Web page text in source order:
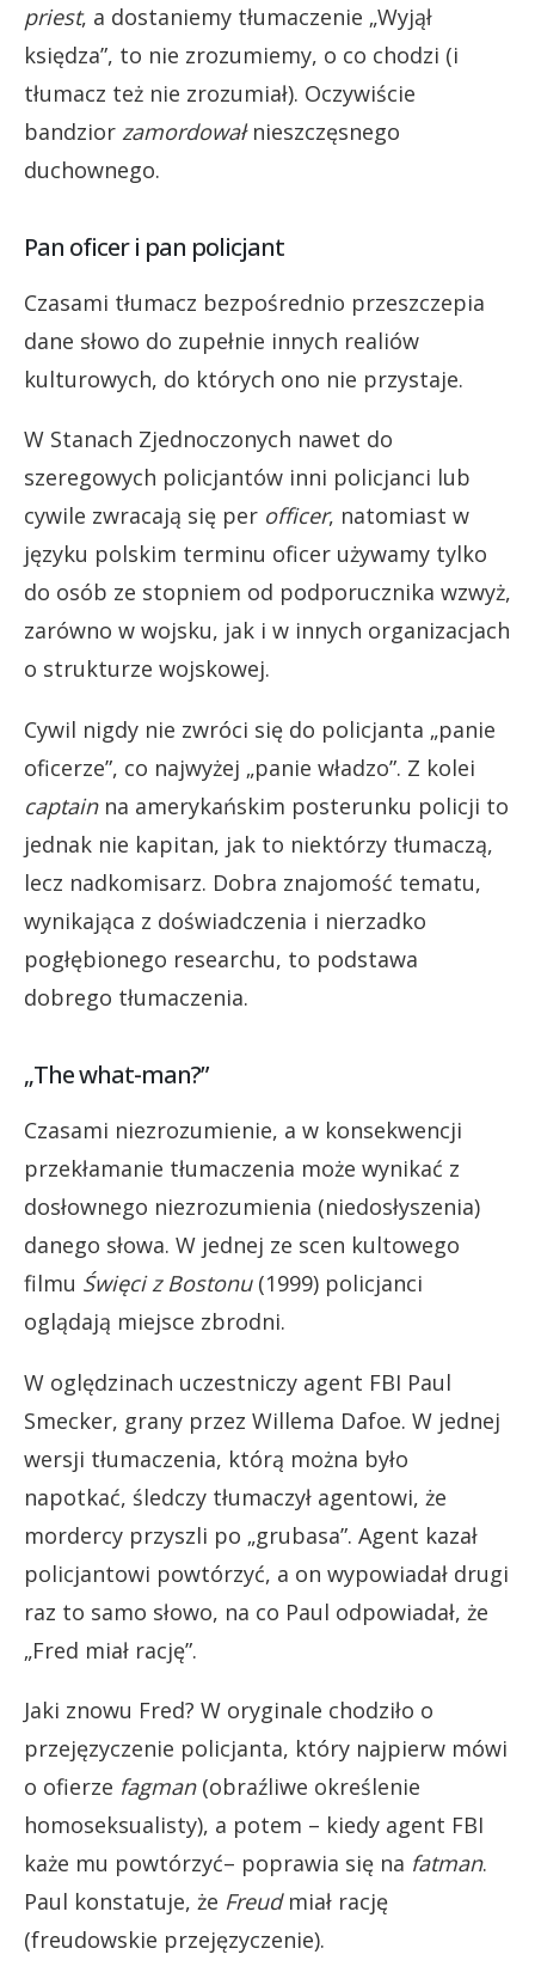
priest, a dostaniemy tłumaczenie „Wyjął
księdza”, to nie zrozumiemy, o co chodzi (i
tłumacz też nie zrozumiał). Oczywiście
bandzior zamordowałnieszczęsnego
duchownego.
Pan oficer i pan policjant
Czasami tłumacz bezpośrednio przeszczepia
dane słowo do zupełnie innych realiów
kulturowych, do których ono nie przystaje.
W Stanach Zjednoczonych nawet do
szeregowych policjantów inni policjanci lub
cywile zwracają się per officer, natomiast w
języku polskim terminu oficer używamy tylko
do osób ze stopniem od podporucznika wzwyż,
zarówno w wojsku, jak i w innych organizacjach
o strukturze wojskowej.
Cywil nigdy nie zwróci się do policjanta „panie
oficerze”, co najwyżej „panie władzo”. Z kolei
captainna amerykańskim posterunku policji to
jednak nie kapitan, jak to niektórzy tłumaczą,
lecz nadkomisarz. Dobra znajomość tematu,
wynikająca z doświadczenia i nierzadko
pogłębionego researchu, to podstawa
dobrego tłumaczenia.
„The what-man?”
Czasami niezrozumienie, a w konsekwencji
przekłamanie tłumaczenia może wynikać z
dosłownego niezrozumienia (niedosłyszenia)
danego słowa. W jednej ze scen kultowego
filmu Święci z Bostonu(1999) policjanci
oglądają miejsce zbrodni.
W oględzinach uczestniczy agent FBI Paul
Smecker, grany przez Willema Dafoe. W jednej
wersji tłumaczenia, którą można było
napotkać, śledczy tłumaczył agentowi, że
mordercy przyszli po „grubasa”. Agent kazał
policjantowi powtórzyć, a on wypowiadał drugi
raz to samo słowo, na co Paul odpowiadał, że
„Fred miał rację”.
Jaki znowu Fred? W oryginale chodziło o
przejęzyczenie policjanta, który najpierw mówi
o ofierze fagman(obraźliwe określenie
homoseksualisty), a potem – kiedy agent FBI
każe mu powtórzyć– poprawia się na fatman.
Paul konstatuje, że Freudmiał rację
(freudowskie przejęzyczenie).